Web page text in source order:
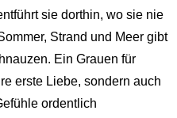
sie dorthin, wo sie nie
Strand und Meer gibt
Ein Grauen für
erste Liebe, sondern auch
ordentlich